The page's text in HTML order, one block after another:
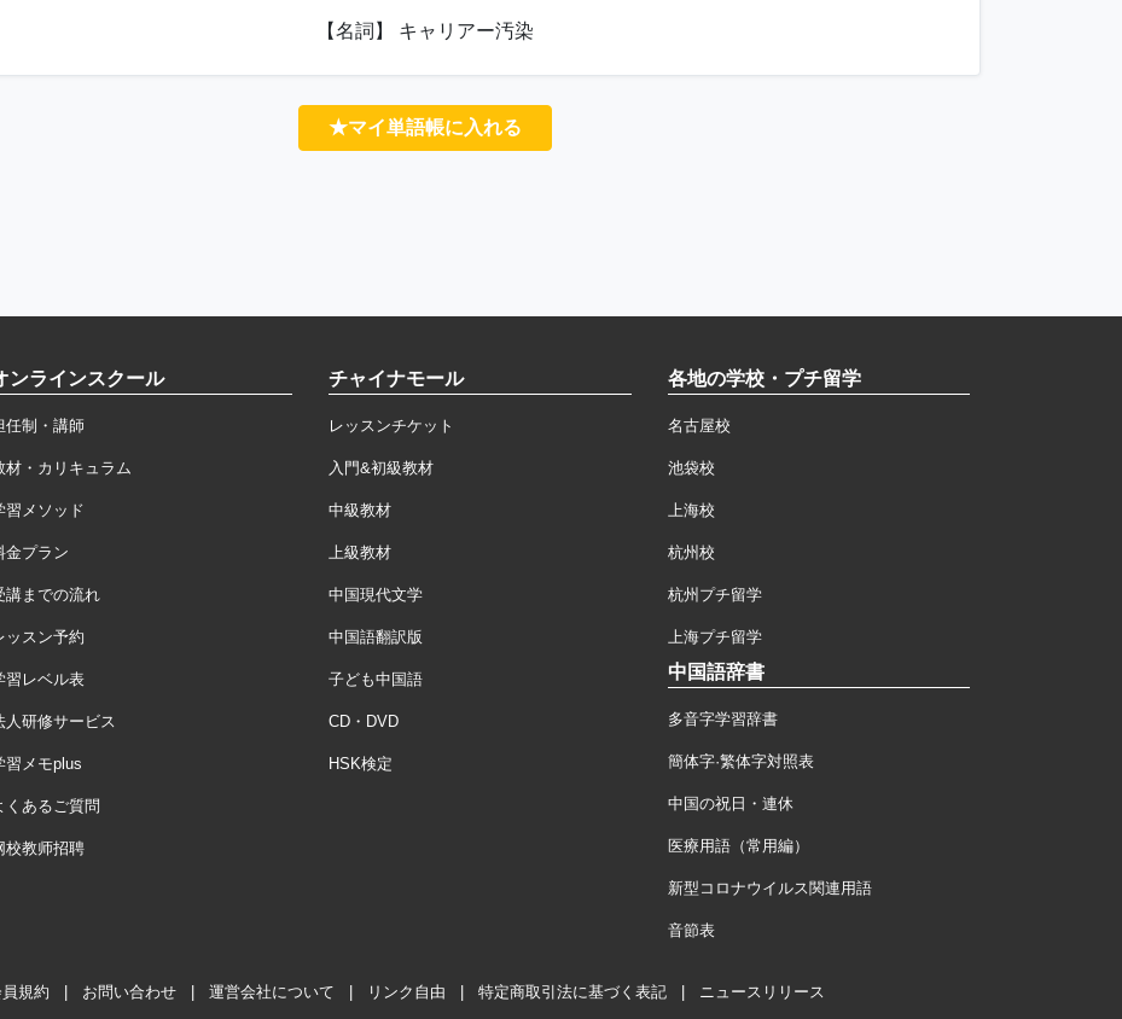
【名詞】 キャリアー汚染
★マイ単語帳に入れる
ンラインスクール
任制・講師
材・カリキュラム
習メソッド
金プラン
講までの流れ
ッスン予約
習レベル表
人研修サービス
習メモplus
くあるご質問
校教师招聘
チャイナモール
レッスンチケット
入門&初級教材
中級教材
上級教材
中国現代文学
中国語翻訳版
子ども中国語
CD・DVD
HSK検定
各地の学校・プチ留学
名古屋校
池袋校
上海校
杭州校
杭州プチ留学
上海プチ留学
中国語辞書
多音字学習辞書
簡体字·繁体字対照表
中国の祝日・連休
医療用語（常用編）
新型コロナウイルス関連用語
音節表
規約 お問い合わせ 運営会社について リンク自由 特定商取引法に基づく表記 ニュースリリース